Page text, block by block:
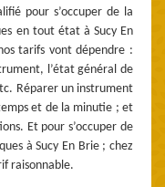
pour s’occuper de la
en tout état à Sucy En
tarifs vont dépendre :
l’état général de
Réparer un instrument
et de la minutie ; et
Et pour s’occuper de
à Sucy En Brie ; chez
raisonnable.